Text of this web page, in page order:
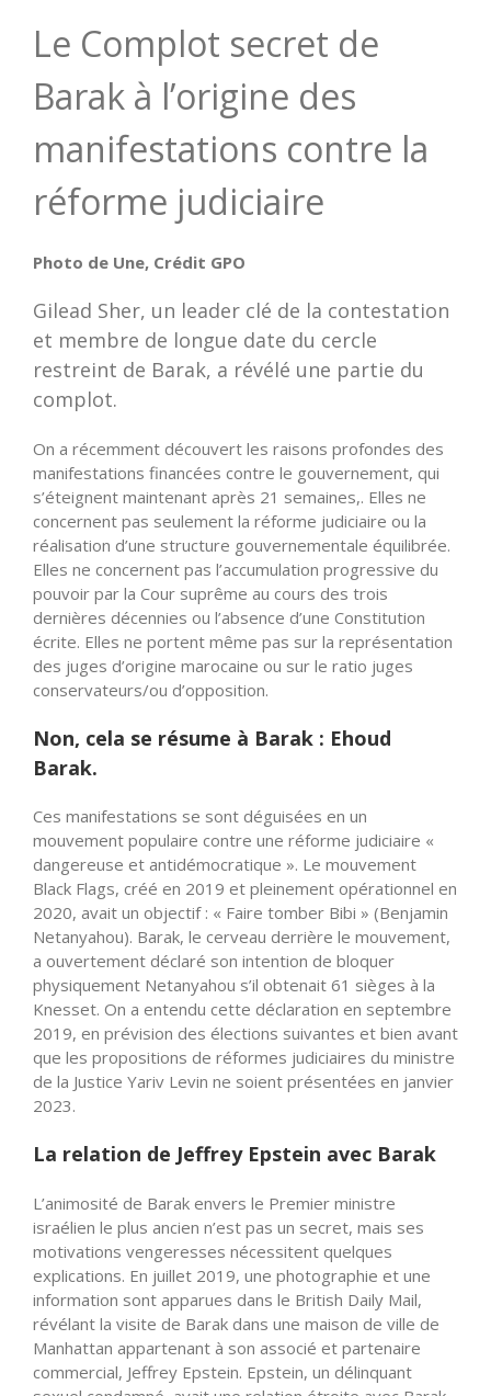
Le Complot secret de
Barak à l’origine des
manifestations contre la
réforme judiciaire
Photo de Une, Crédit GPO
Gilead Sher, un leader clé de la contestation
et membre de longue date du cercle
restreint de Barak, a révélé une partie du
complot.
On a récemment découvert les raisons profondes des
manifestations financées contre le gouvernement, qui
s’éteignent maintenant après 21 semaines,. Elles ne
concernent pas seulement la réforme judiciaire ou la
réalisation d’une structure gouvernementale équilibrée.
Elles ne concernent pas l’accumulation progressive du
pouvoir par la Cour suprême au cours des trois
dernières décennies ou l’absence d’une Constitution
écrite. Elles ne portent même pas sur la représentation
des juges d’origine marocaine ou sur le ratio juges
conservateurs/ou d’opposition.
Non, cela se résume à Barak : Ehoud
Barak.
Ces manifestations se sont déguisées en un
mouvement populaire contre une réforme judiciaire «
dangereuse et antidémocratique ». Le mouvement
Black Flags, créé en 2019 et pleinement opérationnel en
2020, avait un objectif : « Faire tomber Bibi » (Benjamin
Netanyahou). Barak, le cerveau derrière le mouvement,
a ouvertement déclaré son intention de bloquer
physiquement Netanyahou s’il obtenait 61 sièges à la
Knesset. On a entendu cette déclaration en septembre
2019, en prévision des élections suivantes et bien avant
que les propositions de réformes judiciaires du ministre
de la Justice Yariv Levin ne soient présentées en janvier
2023.
La relation de Jeffrey Epstein avec Barak
L’animosité de Barak envers le Premier ministre
israélien le plus ancien n’est pas un secret, mais ses
motivations vengeresses nécessitent quelques
explications. En juillet 2019, une photographie et une
information sont apparues dans le British Daily Mail,
révélant la visite de Barak dans une maison de ville de
Manhattan appartenant à son associé et partenaire
commercial, Jeffrey Epstein. Epstein, un délinquant